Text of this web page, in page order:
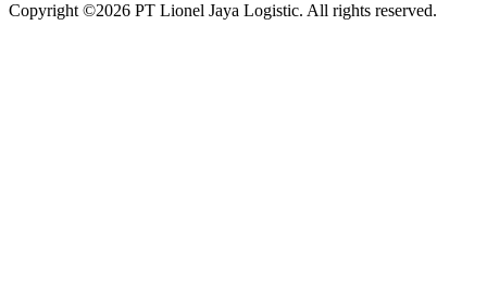
Copyright ©2026 PT Lionel Jaya Logistic. All rights reserved.